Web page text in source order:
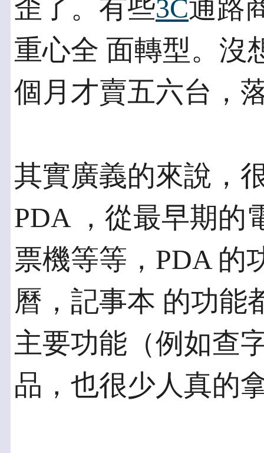
歪了。有些3C通路
重心全 面轉型。沒
個月才賣五六台，
其實廣義的來說，
PDA ，從最早期的
票機等等，PDA 的
曆，記事本 的功能
主要功能（例如查
品，也很少人真的